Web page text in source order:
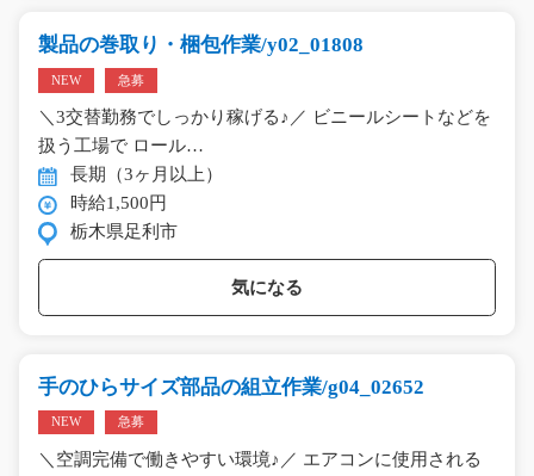
製品の巻取り・梱包作業/y02_01808
NEW 急募
＼3交替勤務でしっかり稼げる♪／ ビニールシートなどを
扱う工場で ロール…
長期（3ヶ月以上）
時給1,500円
栃木県足利市
気になる
手のひらサイズ部品の組立作業/g04_02652
NEW 急募
＼空調完備で働きやすい環境♪／ エアコンに使用される